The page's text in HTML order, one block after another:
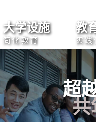
大学设施
简化教育
教
实践
超
共